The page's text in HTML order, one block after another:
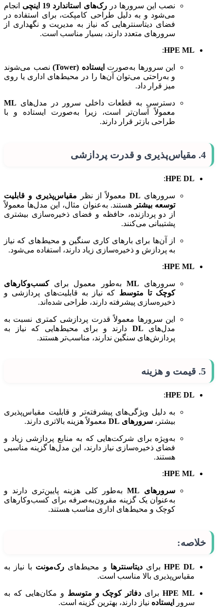
نصب این سرورها دررک‌های استاندارد 19 اینچی
انجام
می‌شود و به دلیل طراحی کامپکت، برای استفاده در
فضای دیتاسنترهایی که نیاز به مدیریت و نگهداری از
سرورهای متعدد دارند، بسیار مناسب است.
HPE ML
:
این سرورها به‌صورت ایستاده (Tower)
نصب می‌شوند
و به‌راحتی می‌توان آن‌ها را در محیط‌های اداری یا روی
میز قرار داد.
دسترسی به قطعات داخلی سرور در مدل‌های ML
معمولاً آسان‌تر است، زیرا به‌صورت ایستاده و با
طراحی بازتر قرار دارند.
4. مقیاس‌پذیری و قدرت پردازشی
HPE DL
:
سرورهای DLمعمولاً از نظر مقیاس‌پذیری و قابلیت
توسعه بیشتر هستند. به‌عنوان مثال، این مدل‌ها معمولاً
از دو پردازنده، حافظه و فضای ذخیره‌سازی بیشتری
پشتیبانی می‌کنند.
از آن‌ها برای بارهای کاری سنگین و محیط‌های که نیاز
به پردازش و ذخیره‌سازی زیاد دارند، استفاده می‌شود.
HPE ML
:
سرورهای ML به‌طور معمول برایکسب‌وکارهای
کوچک تا متوسط که نیاز به قابلیت‌های پردازشی و
ذخیره‌سازی پیشرفته دارند، طراحی شده‌اند.
این سرورها معمولاً قدرت پردازشی کمتری نسبت به
مدل‌های DL دارند و برای محیط‌هایی که نیاز به
پردازش‌های سنگین ندارند، مناسب‌تر هستند.
5. قیمت و هزینه
HPE DL
:
به دلیل ویژگی‌های پیشرفته‌تر و قابلیت مقیاس‌پذیری
بیشتر، سرورهای DL معمولاً هزینه بالاتری دارند.
به‌ویژه برای شرکت‌هایی که به منابع پردازشی زیاد و
فضای ذخیره‌سازی نیاز دارند، این مدل‌ها گزینه مناسبی
هستند.
HPE ML
:
سرورهای ML
به‌طور کلی هزینه پایین‌تری دارند و
به‌عنوان یک گزینه مقرون‌به‌صرفه برای کسب‌وکارهای
کوچک و محیط‌های اداری مناسب هستند.
خلاصه:
HPE DL برایدیتاسنترها و محیط‌های رک‌مونت با نیاز به
مقیاس‌پذیری بالا مناسب است.
HPE MLبرای دفاتر کوچک و متوسط و مکان‌هایی که به
سرور
ایستاده نیاز دارند، بهترین گزینه است.